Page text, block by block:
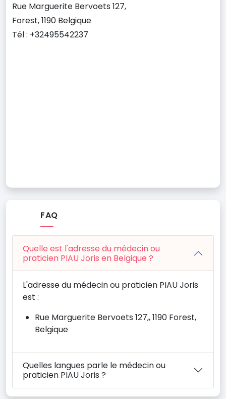
Rue Marguerite Bervoets 127,
Forest, 1190 Belgique
Tél : +32495542237
FAQ
Quelle est l'adresse du médecin ou
praticien PIAU Joris en Belgique ?
L'adresse du médecin ou praticien PIAU Joris
est :
Rue Marguerite Bervoets 127,, 1190 Forest,
Belgique
Quelles langues parle le médecin ou
praticien PIAU Joris ?